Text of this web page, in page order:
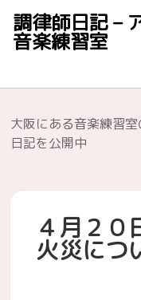
調律師日記 –
音楽練習室
大阪にある音楽練習
日記を公開中
４月２
火災につ